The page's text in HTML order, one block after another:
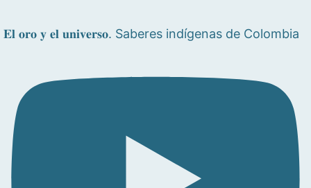
𝐄𝐥 𝐨𝐫𝐨 𝐲 𝐞𝐥 𝐮𝐧𝐢𝐯𝐞𝐫𝐬𝐨. Saberes indígenas de Colombia